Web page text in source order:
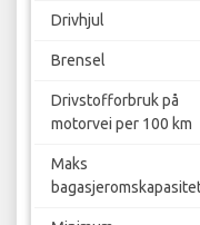
Drivhjul
Brensel
Drivstofforbruk på
motorvei per 100 km
Maks